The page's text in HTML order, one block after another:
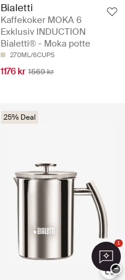
Bialetti
Kaffekoker MOKA 6
Exklusiv INDUCTION
Bialetti® - Moka potte
270ML/6CUPS
1176 kr 1569 kr
25% Deal
1
−